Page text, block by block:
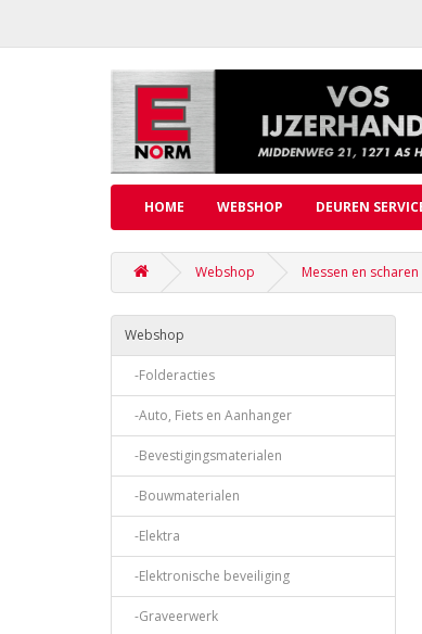
HOME WEBSHOP DEUREN
Webshop Messen en scharen
Webshop
-Folderacties
-Auto, Fiets en Aanhanger
-Bevestigingsmaterialen
-Bouwmaterialen
-Elektra
-Elektronische beveiliging
-Graveerwerk